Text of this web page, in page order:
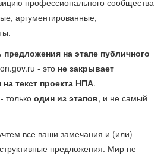
аргументированные,
предложения на этапе публичного
- это не закрывает
текст проекта НПА.
только один из этапов, и не самый
все ваши замечания и (или)
предложения. Мир не